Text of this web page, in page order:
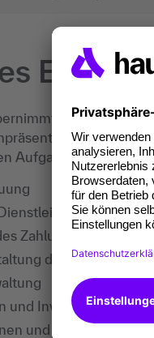
vielfältige
– er
Aufgaben eines
Zahlungsverkehrs
des
und Inventuren
und